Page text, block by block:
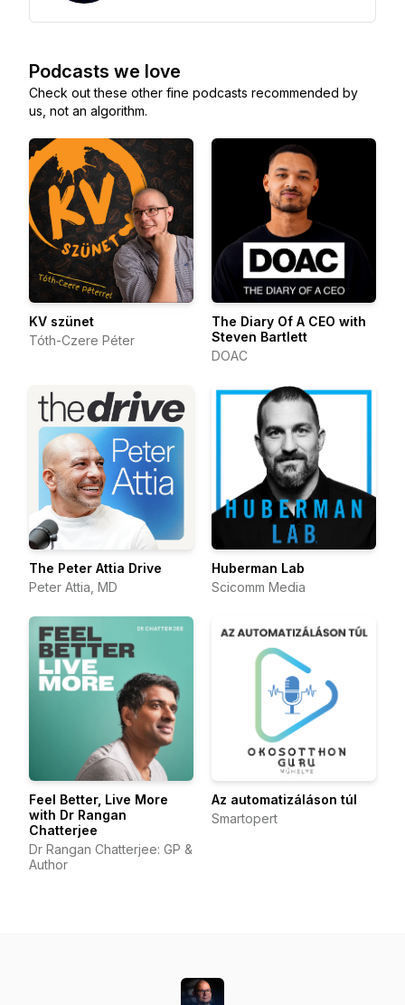
Podcasts we love
Check out these other fine podcasts recommended by
us, not an algorithm.
KV szünet
Tóth-Czere Péter
The Diary Of A CEO with
Steven Bartlett
DOAC
The Peter Attia Drive
Peter Attia, MD
Huberman Lab
Scicomm Media
Feel Better, Live More
with Dr Rangan
Chatterjee
Dr Rangan Chatterjee: GP &
Author
Az automatizáláson túl
Smartopert